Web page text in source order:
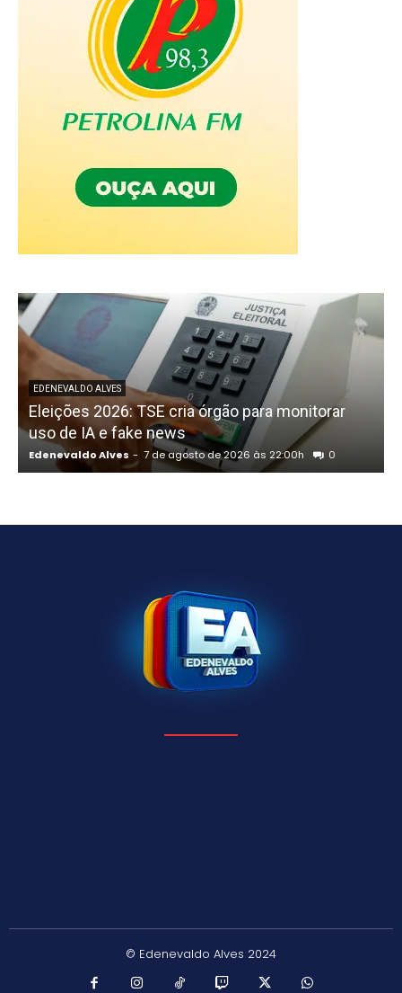
EDENEVALDO ALVES
Eleições 2026: TSE cria órgão para monitorar
uso de IA e fake news
Edenevaldo Alves - 7 de agosto de 2026 às 22:00h 0
© Edenevaldo Alves 2024